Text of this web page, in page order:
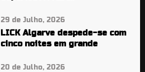
29 de Julho, 2026
LICK Algarve despede-se com
cinco noites em grande
20 de Julho, 2026